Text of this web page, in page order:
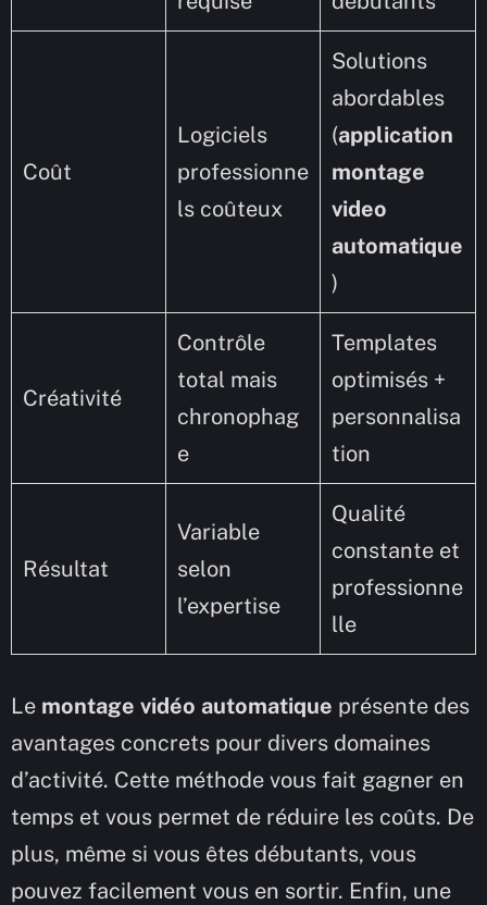
Coût
Logiciels
professionne
ls coûteux
Solutions
abordables
(application
montage
video
automatique
)
Créativité
Contrôle
total mais
chronophag
e
Templates
optimisés +
personnalisa
tion
Résultat
Variable
selon
l’expertise
Qualité
constante et
professionne
lle
Le montage vidéo automatique présente des
avantages concrets pour divers domaines
d’activité. Cette méthode vous fait gagner en
temps et vous permet de réduire les coûts. De
plus, même si vous êtes débutants, vous
pouvez facilement vous en sortir. Enfin, une